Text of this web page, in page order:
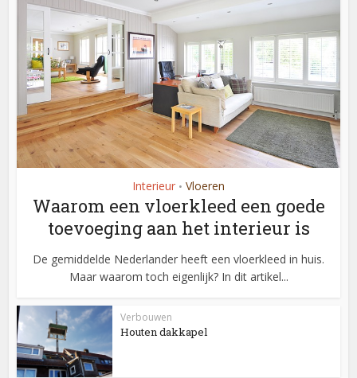
Interieur • Vloeren
Waarom een vloerkleed een goede
toevoeging aan het interieur is
De gemiddelde Nederlander heeft een vloerkleed in huis.
Maar waarom toch eigenlijk? In dit artikel...
Verbouwen
Houten dakkapel